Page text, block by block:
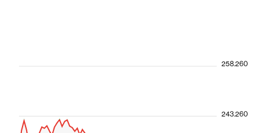
243.260
258.260